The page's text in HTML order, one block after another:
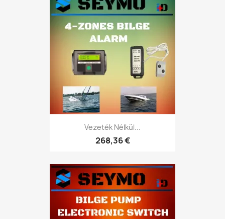
Vezeték Nélkül...
268,36 €